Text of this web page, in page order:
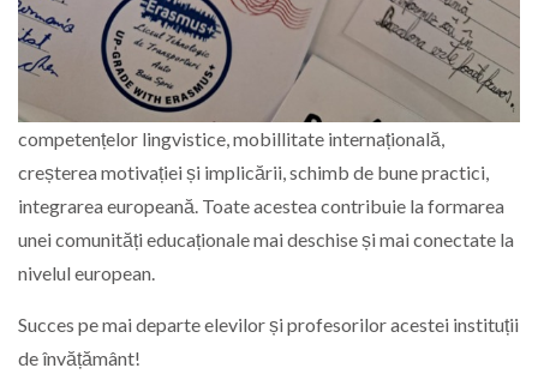
competențelor lingvistice, mobillitate internațională,
creșterea motivației și implicării, schimb de bune practici,
integrarea europeană. Toate acestea contribuie la formarea
unei comunități educaționale mai deschise și mai conectate la
nivelul european.
Succes pe mai departe elevilor și profesorilor acestei instituții
de învățământ!